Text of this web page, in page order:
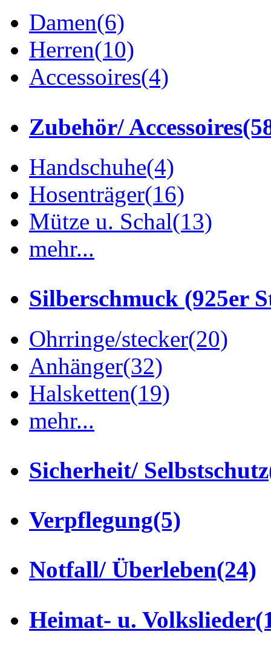
Damen(6)
Herren(10)
Accessoires(4)
Zubehör/ Accessoires
Handschuhe(4)
Hosenträger(16)
Mütze u. Schal(13)
mehr...
Silberschmuck (925er
Ohrringe/stecker(20)
Anhänger(32)
Halsketten(19)
mehr...
Sicherheit/ Selbstschutz
Verpflegung(5)
Notfall/ Überleben(24)
Heimat- u. Volkslieder